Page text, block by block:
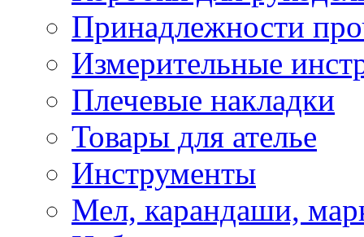
Принадлежности
Измерительные
Плечевые накладки
Товары для ателье
Инструменты
Мел, карандаши,